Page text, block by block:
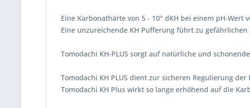
Eine Karbonathärte von 5 - 10° dKH bei einem pH-
Eine unzureichende KH Pufferung führt zu gefährlichen
Tomodachi KH-PLUS sorgt auf natürliche und
Tomodachi KH PLUS dient zur sicheren Regulierung
Tomodachi KH Plus wirkt so lange erhöhend auf die